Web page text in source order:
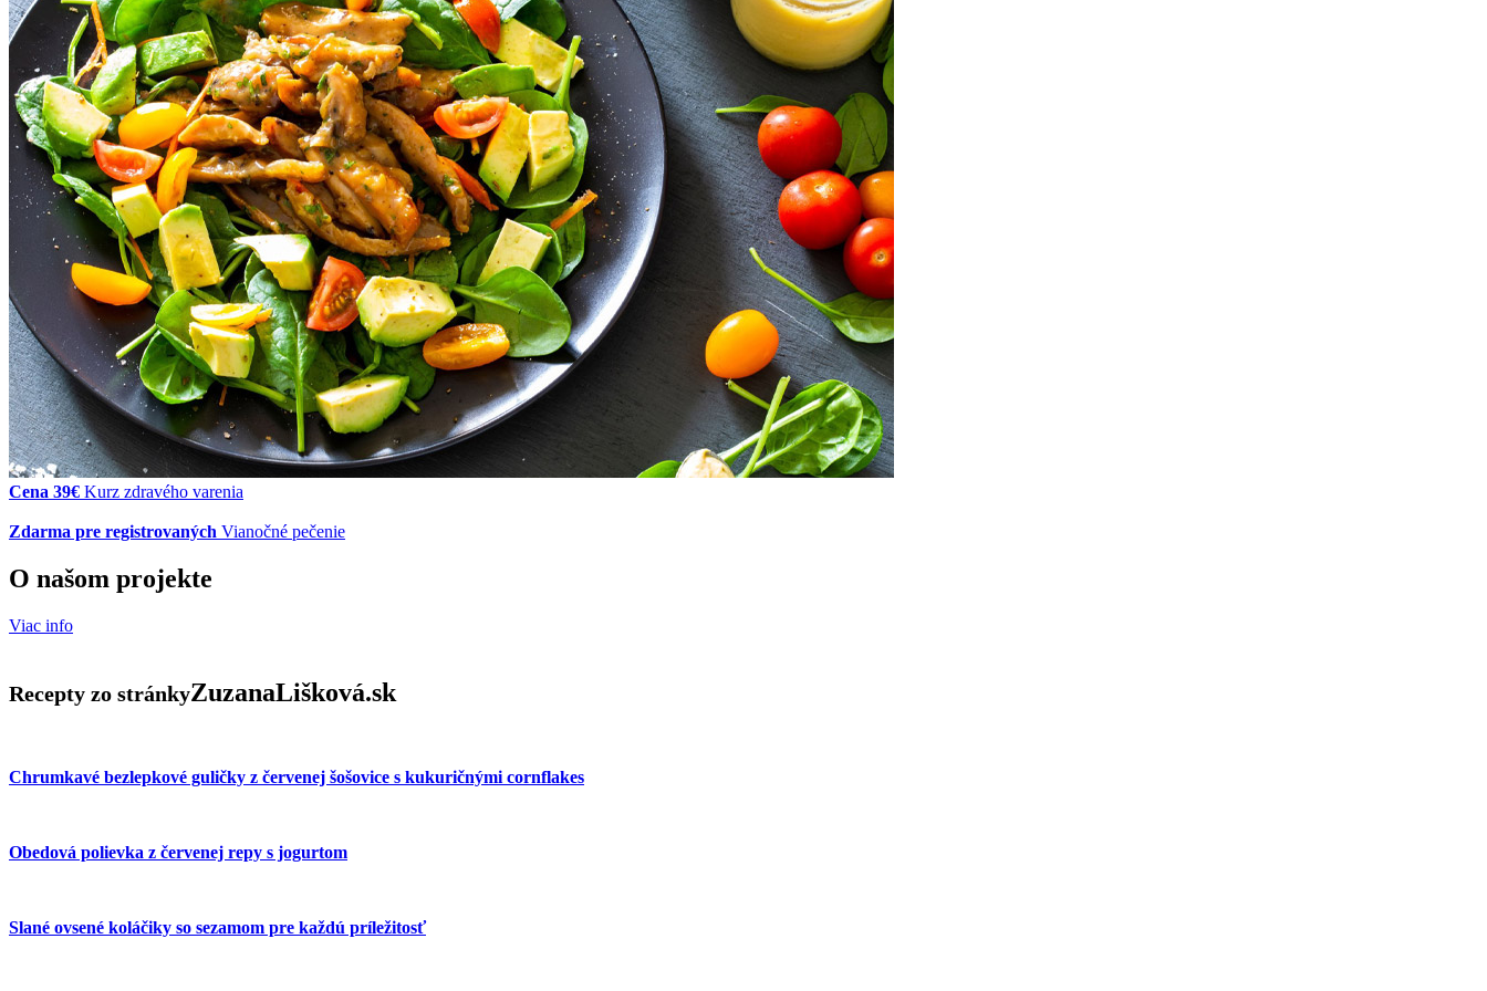
Cena 39€ Kurz zdravého varenia
Zdarma pre registrovaných Vianočné pečenie
O našom projekte
Viac info
Recepty zo stránkyZuzanaLišková.sk
Chrumkavé bezlepkové guličky z červenej šošovice s kukuričnými cornflakes
Obedová polievka z červenej repy s jogurtom
Slané ovsené koláčiky so sezamom pre každú príležitosť